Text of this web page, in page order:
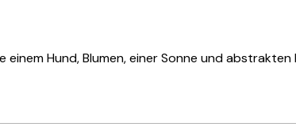
Hund, Blumen, einer Sonne und abstrakten